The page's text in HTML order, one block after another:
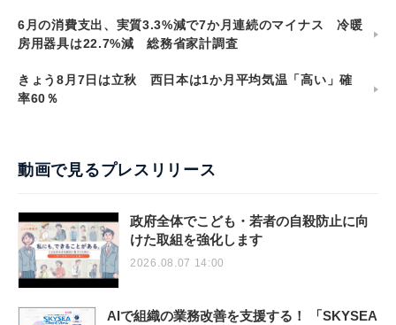
6月の消費支出、実質3.3%減で7か月連続のマイナス 冷暖
房用器具は22.7%減 総務省家計調査
きょう8月7日は立秋 西日本は1か月平均気温「高い」確
率60％
動画で見るプレスリリース
政府全体でこども・若者の自殺防止に向
けた取組を強化します
2026.08.07 14:00
AIで組織の業務改善を支援する！ 「SKYSEA